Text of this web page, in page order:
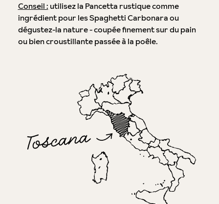
Conseil : utilisez la Pancetta rustique comme
ingrédient pour les Spaghetti Carbonara ou
dégustez-la nature - coupée finement sur du pain
ou bien croustillante passée à la poêle.